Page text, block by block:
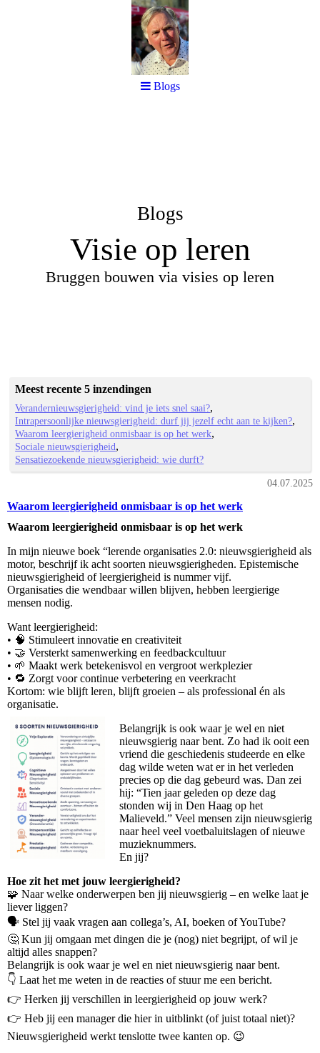
Blogs
Visie op leren
Bruggen bouwen via visies op leren
Meest recente 5 inzendingen
Verandernieuwsgierigheid: vind je iets snel saai?
Intrapersoonlijke nieuwsgierigheid: durf jij jezelf echt aan te kijken?
Waarom leergierigheid onmisbaar is op het werk
Sociale nieuwsgierigheid
Sensatiezoekende nieuwsgierigheid: wie durft?
04.07.2025
Waarom leergierigheid onmisbaar is op het werk
Waarom leergierigheid onmisbaar is op het werk
In mijn nieuwe boek “lerende organisaties 2.0: nieuwsgierigheid als
motor, beschrijf ik acht soorten nieuwsgierigheden. Epistemische
nieuwsgierigheid of leergierigheid is nummer vijf.
Organisaties die wendbaar willen blijven, hebben leergierige
mensen nodig.
Want leergierigheid:
• 🧠 Stimuleert innovatie en creativiteit
• 🤝 Versterkt samenwerking en feedbackcultuur
• 🌱 Maakt werk betekenisvol en vergroot werkplezier
• 🔁 Zorgt voor continue verbetering en veerkracht
Kortom: wie blijft leren, blijft groeien – als professional én als
organisatie.
Belangrijk is ook waar je wel en niet
nieuwsgierig naar bent. Zo had ik ooit een
vriend die geschiedenis studeerde en elke
dag wilde weten wat er in het verleden
precies op die dag gebeurd was. Dan zei
hij: “Tien jaar geleden op deze dag
stonden wij in Den Haag op het
Malieveld.” Veel mensen zijn nieuwsgierig
naar heel veel voetbaluitslagen of nieuwe
muzieknummers.
En jij?
Hoe zit het met jouw leergierigheid?
🧩 Naar welke onderwerpen ben jij nieuwsgierig – en welke laat je
liever liggen?
🗣️ Stel jij vaak vragen aan collega’s, AI, boeken of YouTube?
🤔 Kun jij omgaan met dingen die je (nog) niet begrijpt, of wil je
altijd alles snappen?
Belangrijk is ook waar je wel en niet nieuwsgierig naar bent.
👇 Laat het me weten in de reacties of stuur me een bericht.
👉 Herken jij verschillen in leergierigheid op jouw werk?
👉 Heb jij een manager die hier in uitblinkt (of juist totaal niet)?
Nieuwsgierigheid werkt tenslotte twee kanten op. 😉
Blogs